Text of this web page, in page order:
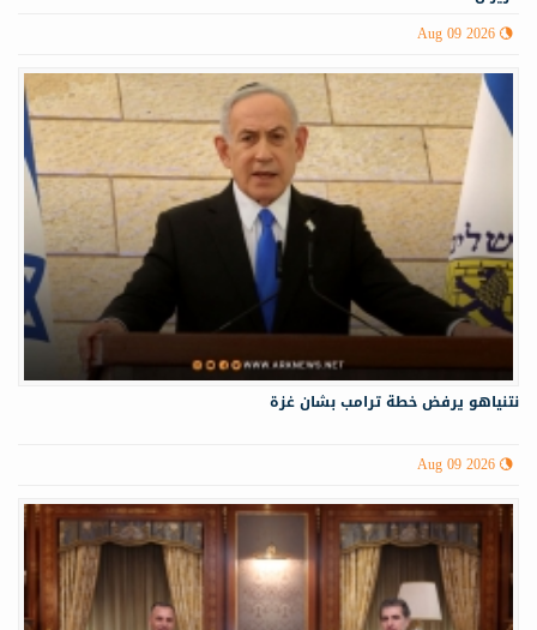
Aug 09 2026
نتنياهو يرفض خطة ترامب بشان غزة
Aug 09 2026